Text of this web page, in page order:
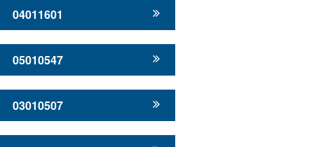
04011601
05010547
03010507